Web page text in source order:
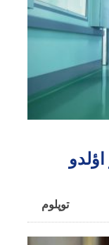
توپلوم